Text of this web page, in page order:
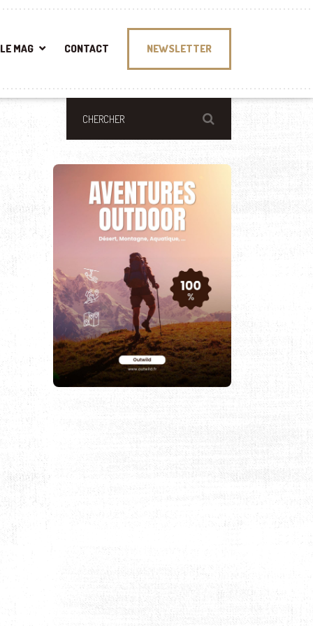
LE MAG CONTACT NEWSLETTER